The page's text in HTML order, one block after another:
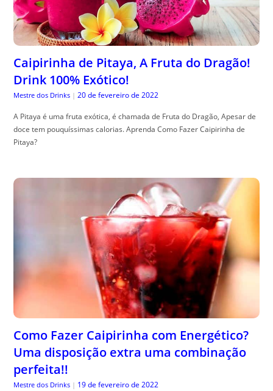
Caipirinha de Pitaya, A Fruta do Dragão!
Drink 100% Exótico!
Mestre dos Drinks | 20 de fevereiro de 2022
A Pitaya é uma fruta exótica, é chamada de Fruta do Dragão, Apesar de
doce tem pouquíssimas calorias. Aprenda Como Fazer Caipirinha de
Pitaya?
Como Fazer Caipirinha com Energético?
Uma disposição extra uma combinação
perfeita!!
Mestre dos Drinks | 19 de fevereiro de 2022